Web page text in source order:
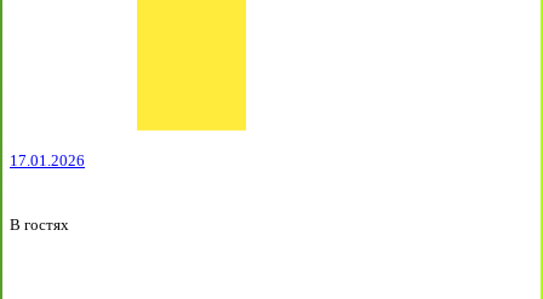
17.01.2026
В гостях